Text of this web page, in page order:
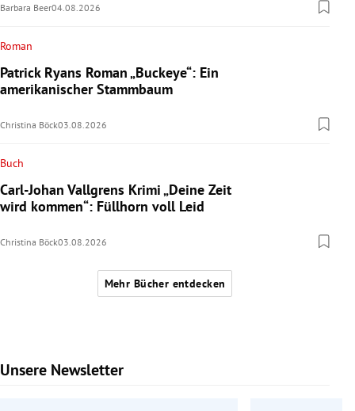
Barbara Beer04.08.2026
Roman
Patrick Ryans Roman „Buckeye“: Ein
amerikanischer Stammbaum
Christina Böck03.08.2026
Buch
Carl-Johan Vallgrens Krimi „Deine Zeit
wird kommen“: Füllhorn voll Leid
Christina Böck03.08.2026
Mehr Bücher entdecken
Unsere Newsletter
Slide 1 von 6